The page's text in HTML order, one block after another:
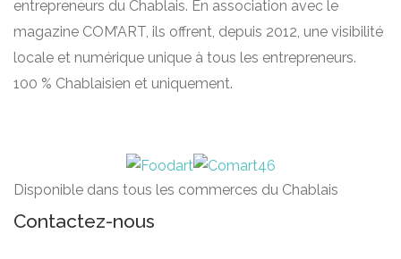
entrepreneurs du Chablais. En association avec le
magazine COM’ART, ils offrent, depuis 2012, une visibilité
locale et numérique unique à tous les entrepreneurs.
100 % Chablaisien et uniquement.
Disponible dans tous les commerces du Chablais
Contactez-nous